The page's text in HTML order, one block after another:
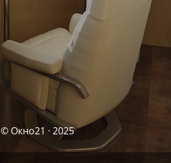
© Окно21 · 2025